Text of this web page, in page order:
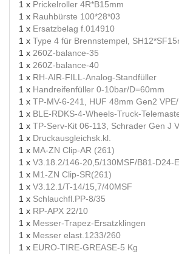
1 x Prickelroller 4R*B15mm
1 x Rauhbürste 100*28*03
1 x Ersatzbelag f.014910
1 x Type 4 für Brennstempel,
1 x 260Z-balance-35
1 x 260Z-balance-40
1 x RH-AIR-FILL-Analog-Standfüller
1 x Handreifenfüller 0-10bar/D=60mm
1 x TP-MV-6-241, HUF 48mm Gen2
1 x BLE-RDKS-4-Wheels-Truck-
1 x TP-Serv-Kit 06-113, Schrader Gen J
1 x Druckausgleichsk.kl.
1 x MA-ZN Clip-AR (261)
1 x V3.18.2/146-20,5/130MSF/B81-D24-
1 x M1-ZN Clip-SR(261)
1 x V3.12.1/T-14/15,7/40MSF
1 x Schlauchfl.PP-8/35
1 x RP-APX 22/10
1 x Messer-Trapez-Ersatzklingen
1 x Messer elast.1233/260
1 x EURO-TIRE-GREASE-5 Kg